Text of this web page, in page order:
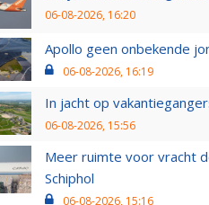
06-08-2026, 16:20
Apollo geen onbekende
06-08-2026, 16:19
In jacht op
06-08-2026, 15:56
Meer ruimte voor vracht
Schiphol
06-08-2026, 15:16